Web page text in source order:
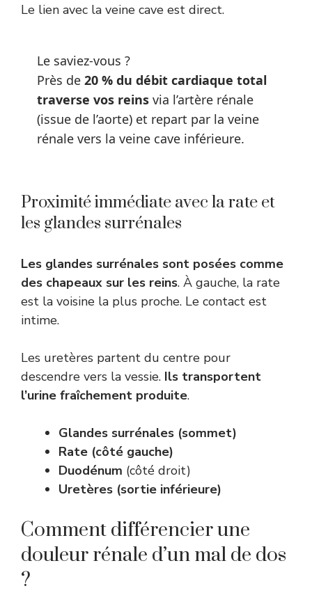
Le lien avec la veine cave est direct.
Le saviez-vous ?
Près de 20 % du débit cardiaque total
traverse vos reinsvia l’artère rénale
(issue de l’aorte) et repart par la veine
rénale vers la veine cave inférieure.
Proximité immédiate avec la rate et
les glandes surrénales
Les glandes surrénales sont posées comme
des chapeaux sur les reins. À gauche, la rate
est la voisine la plus proche. Le contact est
intime.
Les uretères partent du centre pour
descendre vers la vessie. Ils transportent
l’urine fraîchement produite.
Glandes surrénales (sommet)
Rate (côté gauche)
Duodénum (côté droit)
Uretères (sortie inférieure)
Comment différencier une
douleur rénale d’un mal de dos
?